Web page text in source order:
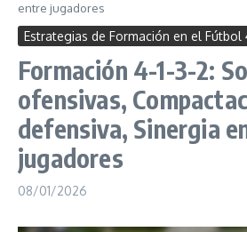
entre jugadores
Estrategias de Formación en el Fútbol
Formación 4-1-3-2:
ofensivas,
defensiva, Sinergia
jugadores
08/01/2026